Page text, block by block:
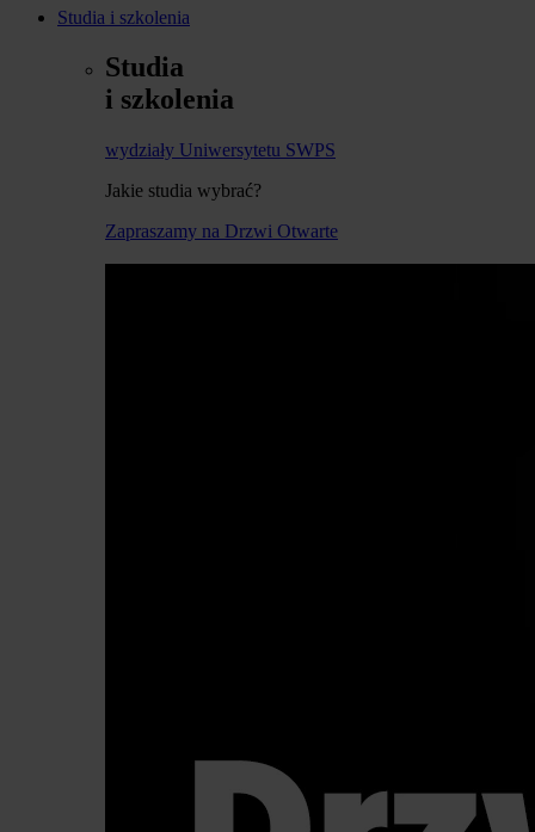
Studia i szkolenia
Studia
i szkolenia
wydziały Uniwersytetu SWPS
Jakie studia wybrać?
Zapraszamy na Drzwi Otwarte